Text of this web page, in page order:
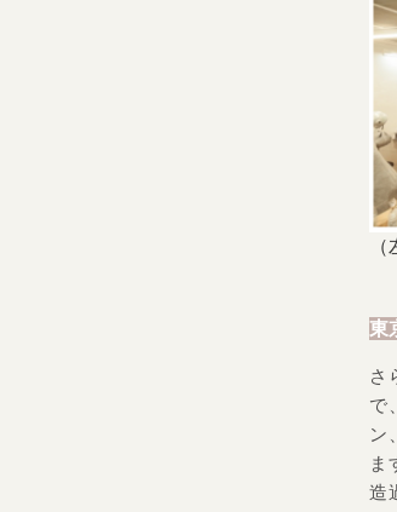
東
さ
で
ン
ま
造